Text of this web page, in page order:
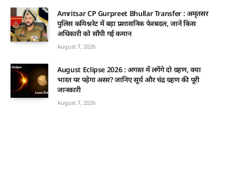
Amritsar CP Gurpreet Bhullar Transfer : अमृतसर
पुलिस कमिश्नरेट में बड़ा प्रशासनिक फेरबदल, जानें किस
अधिकारी को सौंपी गई कमान
August 7, 2026
August Eclipse 2026 : अगस्त में लगेंगे दो ग्रहण, क्या
भारत पर पड़ेगा असर? जानिए सूर्य और चंद्र ग्रहण की पूरी
जानकारी
August 7, 2026